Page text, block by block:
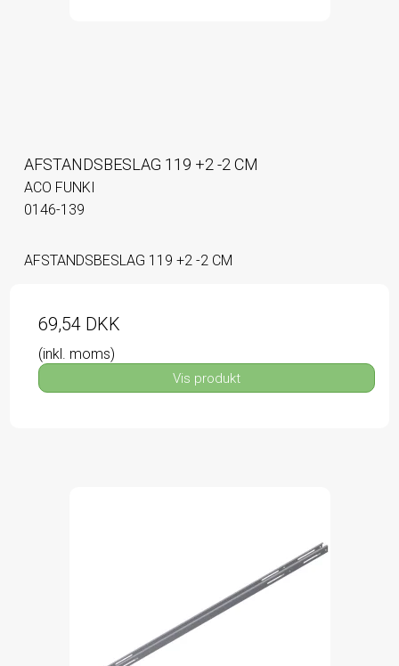
AFSTANDSBESLAG 119 +2 -2 CM
ACO FUNKI
0146-139
AFSTANDSBESLAG 119 +2 -2 CM
69,54 DKK
(inkl. moms)
Vis produkt